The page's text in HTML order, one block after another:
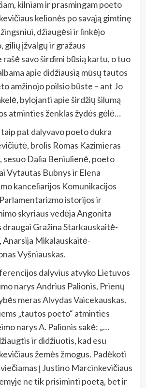
kilniam ir prasmingam poeto
kelionės po savąją gimtinę
džiaugėsi ir linkėjo
gilių įžvalgų ir gražaus
rašė savo širdimi būsią kartu, o tuo
apie didžiausią mūsų tautos
amžinojo poilsio būste – ant Jo
bylojanti apie širdžių šilumą
atminties ženklas žydės gėlė…
pat dalyvavo poeto dukra
brolis Romas Kazimieras
sesuo Dalia Beniulienė, poeto
Vytautas Bubnys ir Elena
kanceliarijos Komunikacijos
istorijos ir
skyriaus vedėja Angonita
draugai Gražina Starkauskaitė-
Anarsija Mikalauskaitė-
Vyšniauskas.
dalyvius atvyko Lietuvos
narys Andrius Palionis, Prienų
meras Alvydas Vaicekauskas.
„tautos poeto“ atminties
narys A. Palionis sakė: „…
ir didžiuotis, kad esu
žemės žmogus. Padėkoti
į Justino Marcinkevičiaus
ne tik prisiminti poetą, bet ir